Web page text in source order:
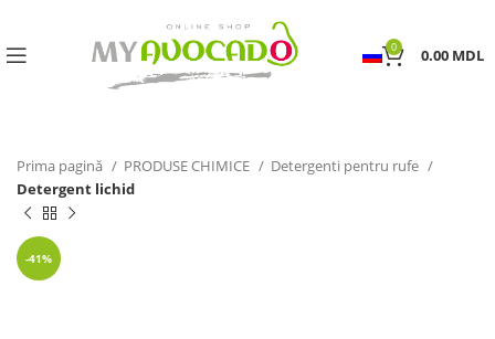
0 0.00 MDL
Prima pagină PRODUSE CHIMICE
Detergenti pentru rufe
Detergent lichid
-41%